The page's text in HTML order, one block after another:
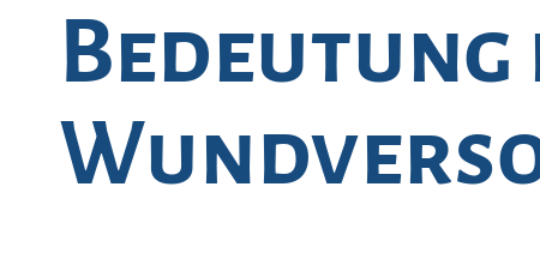
Bedeutung